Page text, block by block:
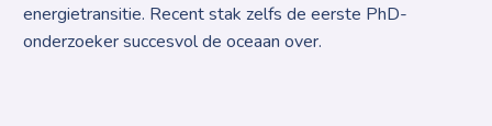
energietransitie. Recent stak zelfs de eerste PhD-
onderzoeker succesvol de oceaan over.